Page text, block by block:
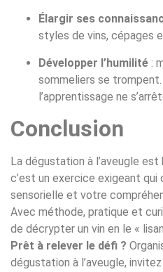
Élargir ses
styles de vins, cépages
Développer l’humilité :
sommeliers se trompent.
l’apprentissage ne
Conclusion
La dégustation à l’aveugle est
c’est un exercice exigeant
sensorielle et votre
Avec méthode, pratique et
de décrypter un vin en le «
Prêt à relever le défi ?
dégustation à l’aveugle,